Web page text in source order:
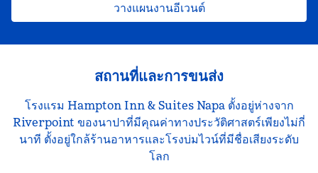
วางแผนงานอีเวนต์
สถานที่และการขนส่ง
โรงแรม Hampton Inn & Suites Napa ตั้งอยู่ห่างจาก
Riverpoint ของนาปาที่มีคุณค่าทางประวัติศาสตร์เพียงไม่กี่
นาที ตั้งอยู่ใกล้ร้านอาหารและโรงบ่มไวน์ที่มีชื่อเสียงระดับ
โลก